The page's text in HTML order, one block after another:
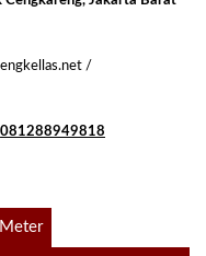
/
081288949818